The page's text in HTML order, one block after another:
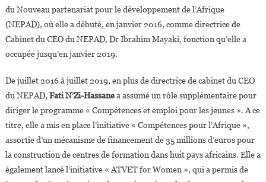
du Nouveau partenariat pour le développement de l’Afrique
(NEPAD), où elle a débuté, en janvier 2016, comme directrice de
Cabinet du CEO du NEPAD, Dr Ibrahim Mayaki, fonction qu’elle a
occupée jusqu’en janvier 2019.
De juillet 2016 à juillet 2019, en plus de directrice de cabinet du CEO
du NEPAD, Fati N’Zi-Hassanea assumé un rôle supplémentaire pour
diriger le programme « Compétences et emploi pour les jeunes ». A ce
titre, elle a mis en place l’initiative « Compétences pour l’Afrique »,
assortie d’un mécanisme de financement de 35 millions d’euros pour
la construction de centres de formation dans huit pays africains. Elle a
également lancé l’initiative « ATVET for Women », qui a permis de